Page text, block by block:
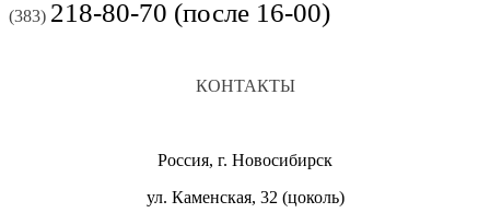
(383) 218-80-70 (после 16-00)
КОНТАКТЫ
Россия, г. Новосибирск
ул. Каменская, 32 (цоколь)